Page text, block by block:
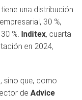
una distribución
30 %,
%. Inditex, cuarta
en 2024,
sino que, como
de Advice